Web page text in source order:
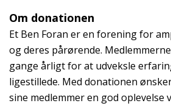
Om donationen
Et Ben Foran er en forening for
og deres pårørende.
gange årligt for at udveksle
ligestillede. Med donationen
sine medlemmer en god oplevelse